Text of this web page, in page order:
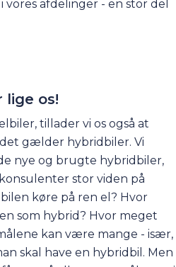
afdelinger - en stor del
Så kom forbi og få en
om de elektriske
vores store elbil-guide, hvor
vide om elbiler - inkl. ofte
finde siden ved at klikke
lige os!
tillader vi os også at
det gælder hybridbiler. Vi
nye og brugte hybridbiler,
stor viden på
køre på ren el? Hvor
som hybrid? Hvor meget
kan være mange - især,
skal have en hybridbil. Men